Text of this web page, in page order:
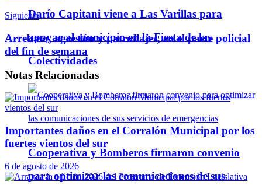
Darío Capitani viene a Las Varillas para
apoyar al municipio en la Fiesta de las
Colectividades
Cooperativa y Bomberos firmaron convenio
para optimizar las comunicaciones de sus
Siguiente
Arrebato, agresión y patrullajes, en el parte policial
del fin de semana
Notas Relacionadas
Importantes daños en el Corralón Municipal por los
fuertes vientos del sur
6 de agosto de 2026